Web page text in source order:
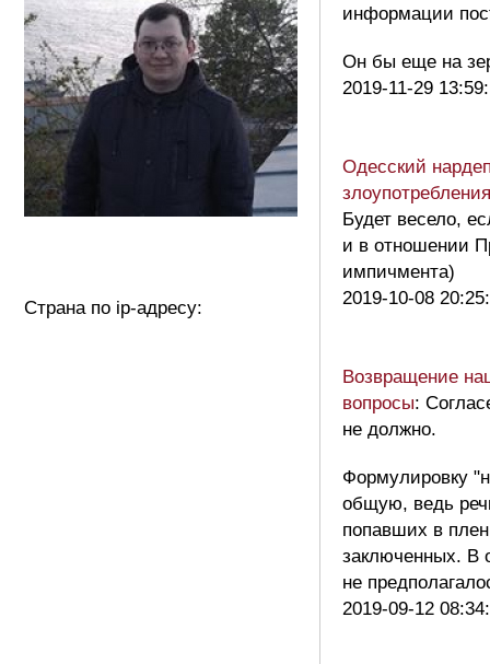
Страна по ip-адресу:
информации
Он бы еще на
2019-11-29
Одесский
Будет весело,
и в отношении
импичмента)
2019-10-08
Возвращение
вопросы:
не должно.
Формулировку
общую, ведь
попавших в плен
заключенных. В
не
2019-09-12